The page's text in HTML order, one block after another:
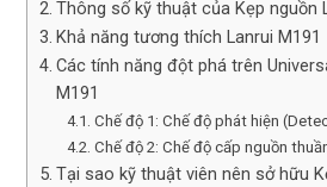
Thông số kỹ thuật của Kẹp nguồn
Khả năng tương thích Lanrui M191
Các tính năng đột phá trên
M191
Chế độ 1: Chế độ phát hiện
Chế độ 2: Chế độ cấp nguồn
Tại sao kỹ thuật viên nên sở hữu